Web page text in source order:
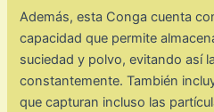
Además, esta Conga cuenta
capacidad que permite
suciedad y polvo, evitando así
constantemente. También
que capturan incluso las